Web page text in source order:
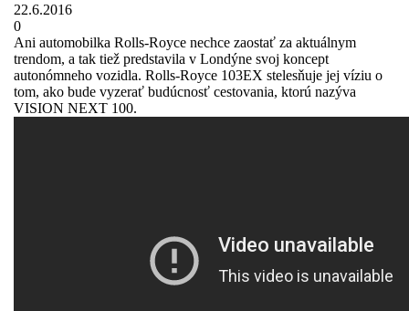
22.6.2016
0
Ani automobilka Rolls-Royce nechce zaostať za aktuálnym
trendom, a tak tiež predstavila v Londýne svoj koncept
autonómneho vozidla. Rolls-Royce 103EX stelesňuje jej víziu o
tom, ako bude vyzerať budúcnosť cestovania, ktorú nazýva
VISION NEXT 100.